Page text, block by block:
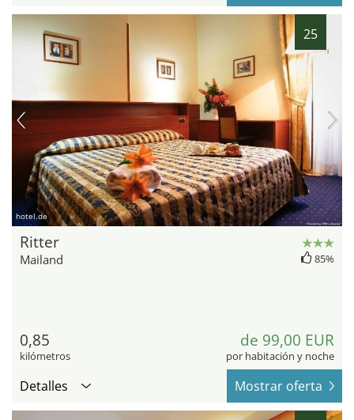
25
hotel.de
Ritter
Mailand 85%
0,85
kilómetros
de 99,00 EUR
por habitación y noche
Detalles Mostrar oferta